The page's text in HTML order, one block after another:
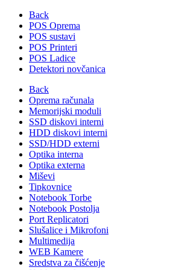
Back
POS Oprema
POS sustavi
POS Printeri
POS Ladice
Detektori novčanica
Back
Oprema računala
Memorijski moduli
SSD diskovi interni
HDD diskovi interni
SSD/HDD externi
Optika interna
Optika externa
Miševi
Tipkovnice
Notebook Torbe
Notebook Postolja
Port Replicatori
Slušalice i Mikrofoni
Multimedija
WEB Kamere
Sredstva za čišćenje